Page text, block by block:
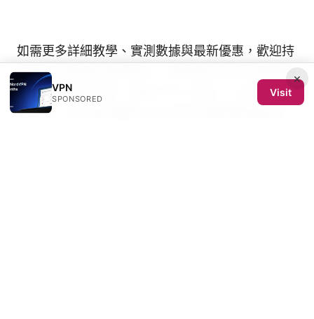
如需更多詳細教學、實測數據與最新優惠，歡迎持
續關注本頻道的後續影片。我們會針對不同使用情
境（例如跨區串流、開放 Wi‑Fi 安全、工作與學習
需求等）提供更具體的 iOS 設定步驟與實測結果，
×
VPN
SPONSORED
Visit